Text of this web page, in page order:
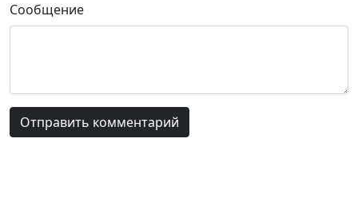
Сообщение